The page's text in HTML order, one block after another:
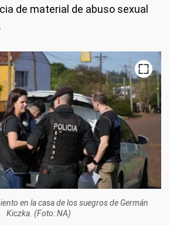
de material de abuso sexual
en la casa de los suegros de Germán
Kiczka. (Foto: NA)